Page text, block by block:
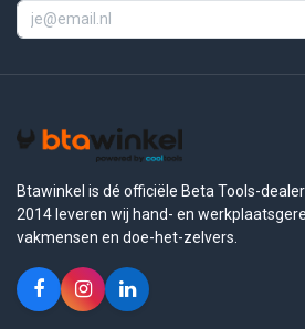
Btawinkel is dé officiële Beta Tools-
2014 leveren wij hand- en
vakmensen en doe-het-zelvers.